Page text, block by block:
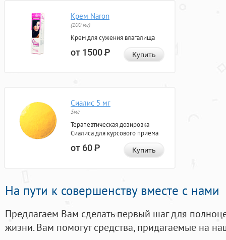
Крем Naron
(100 мг)
Крем для сужения влагалища
от 1500Р Купить
Сиалис 5 мг
5мг
Терапевтическая дозировка
Сиалиса для курсового приема
от 60Р Купить
На пути к совершенству вместе с нами
Предлагаем Вам сделать первый шаг для
жизни. Вам помогут средства, придагаемые на